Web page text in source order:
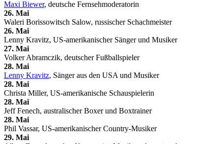
Maxi Biewer, deutsche Fernsehmoderatorin
26. Mai
Waleri Borissowitsch Salow, russischer Schachmeister
26. Mai
Lenny Kravitz, US-amerikanischer Sänger und Musiker
27. Mai
Volker Abramczik, deutscher Fußballspieler
28. Mai
Lenny Kravitz, Sänger aus den USA und Musiker
28. Mai
Christa Miller, US-amerikanische Schauspielerin
28. Mai
Jeff Fenech, australischer Boxer und Boxtrainer
28. Mai
Phil Vassar, US-amerikanischer Country-Musiker
29. Mai